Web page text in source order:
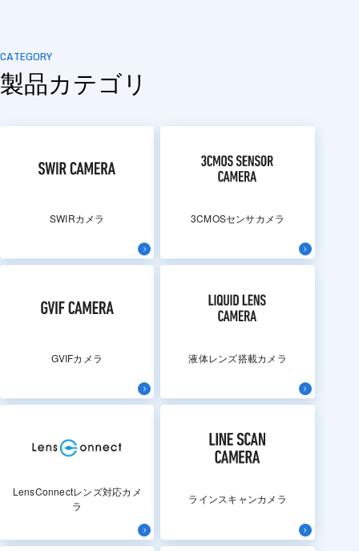
CATEGORY
製品カテゴリ
SWIRカメラ 3CMOSセンサカメラ
GVIFカメラ 液体レンズ搭載カメラ
LensConnectレンズ対応カメ
ラ
ラインスキャンカメラ